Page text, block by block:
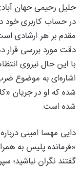
جلیل رحیمی جهان
در حساب کاربری خود
مقدم بر هر ارشادی
دقت مورد بررسی قرار
با این حال نیروی
اشاره‌ای به موضوع
شده که او در جریان
شده است.
دایی مهسا امینی
«فرمانده پلیس به
گفتند نگران نباشید؛